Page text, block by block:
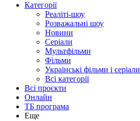
Категорії
Реаліті-шоу
Розважальні шоу
Новини
Серіали
Мультфільми
Фільми
Українські фільми і серіали
Всі категорії
Всі проєкти
Онлайн
ТБ програма
Еще